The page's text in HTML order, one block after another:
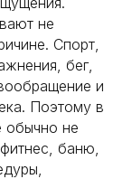
не
Спорт,
бег,
и
Поэтому в
обычно не
баню,